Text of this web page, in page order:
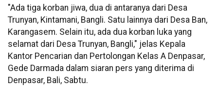
"Ada tiga korban jiwa, dua di antaranya dari Desa
Trunyan, Kintamani, Bangli. Satu lainnya dari Desa Ban,
Karangasem. Selain itu, ada dua korban luka yang
selamat dari Desa Trunyan, Bangli," jelas Kepala
Kantor Pencarian dan Pertolongan Kelas A Denpasar,
Gede Darmada dalam siaran pers yang diterima di
Denpasar, Bali, Sabtu.